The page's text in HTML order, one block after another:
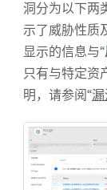
洞分为以下两
示了威胁性质
显示的信息与“
只有与特定资
明，请参阅“漏